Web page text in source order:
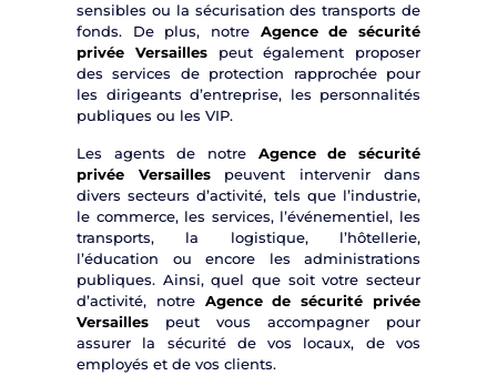
sensibles ou la sécurisation des transports de
fonds. De plus, notre Agence de sécurité
privée Versaillespeut également proposer
des services de protection rapprochée pour
les dirigeants d’entreprise, les personnalités
publiques ou les VIP.
Les agents de notre Agence de sécurité
privée Versaillespeuvent intervenir dans
divers secteurs d’activité, tels que l’industrie,
le commerce, les services, l’événementiel, les
transports, la logistique, l’hôtellerie,
l’éducation ou encore les administrations
publiques. Ainsi, quel que soit votre secteur
d’activité, notre Agence de sécurité privée
Versailles peut vous accompagner pour
assurer la sécurité de vos locaux, de vos
employés et de vos clients.